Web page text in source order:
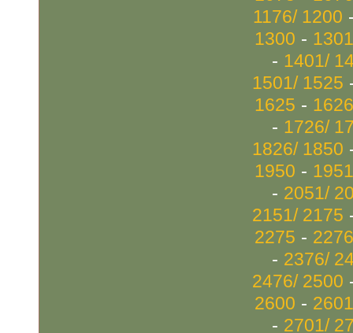
1176/ 1200
1300 -
- 1401/
1501/ 1525
1625 -
- 1726/
1826/ 1850
1950 -
- 2051/
2151/ 2175
2275 -
- 2376/
2476/ 2500
2600 -
- 2701/